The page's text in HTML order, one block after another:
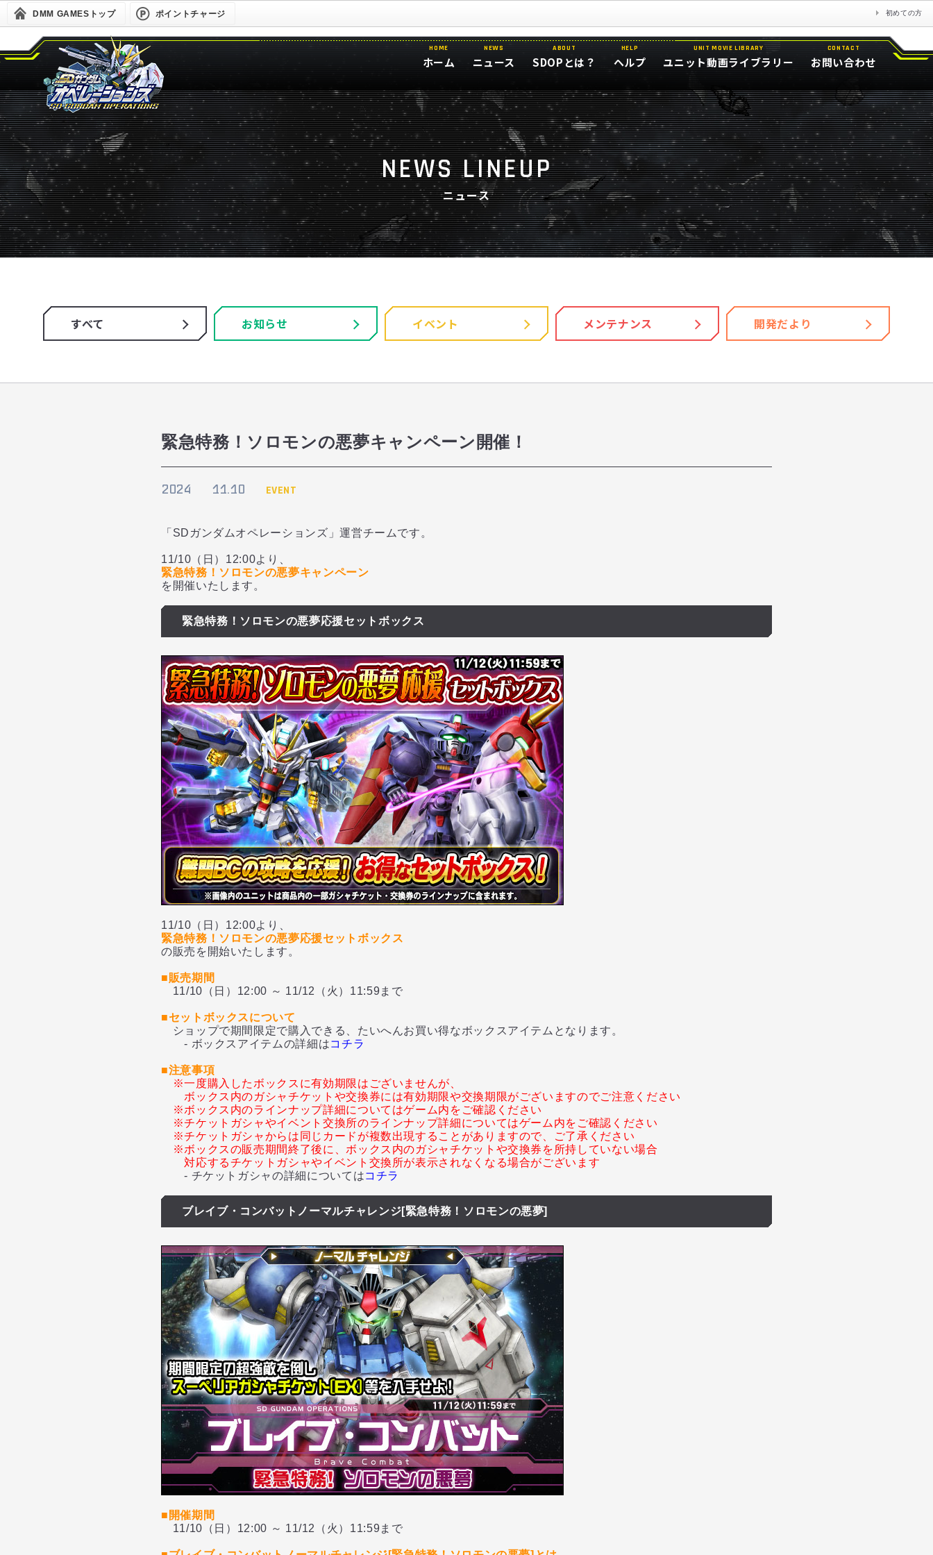
DMM GAMESトップ ポイントチャージ 初めての方
HOME
ホーム
NEWS
ニュース
ABOUT
SDOPとは？
HELP
ヘルプ
UNIT MOVIE LIBRARY
ユニット動画ライブラリー
CONTACT
お問い合わせ
NEWS LINEUP
ニュース
すべて お知らせ イベント メンテナンス 開発だより
緊急特務！ソロモンの悪夢キャンペーン開催！
2024 11.10 EVENT
「SDガンダムオペレーションズ」運営チームです。
11/10（日）12:00より、
緊急特務！ソロモンの悪夢キャンペーン
を開催いたします。
緊急特務！ソロモンの悪夢応援セットボックス
11/10（日）12:00より、
緊急特務！ソロモンの悪夢応援セットボックス
の販売を開始いたします。
■販売期間
11/10（日）12:00 ～ 11/12（火）11:59まで
■セットボックスについて
ショップで期間限定で購入できる、たいへんお買い得なボックスアイテムとなります。
- ボックスアイテムの詳細はコチラ
■注意事項
※一度購入したボックスに有効期限はございませんが、
ボックス内のガシャチケットや交換券には有効期限や交換期限がございますのでご注意ください
※ボックス内のラインナップ詳細についてはゲーム内をご確認ください
※チケットガシャやイベント交換所のラインナップ詳細についてはゲーム内をご確認ください
※チケットガシャからは同じカードが複数出現することがありますので、ご了承ください
※ボックスの販売期間終了後に、ボックス内のガシャチケットや交換券を所持していない場合
対応するチケットガシャやイベント交換所が表示されなくなる場合がございます
- チケットガシャの詳細についてはコチラ
ブレイブ・コンバットノーマルチャレンジ[緊急特務！ソロモンの悪夢]
■開催期間
11/10（日）12:00 ～ 11/12（火）11:59まで